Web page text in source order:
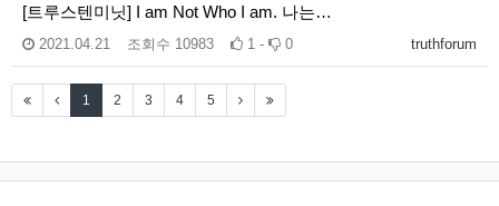
[트루스텐미닛] I am Not Who I am. 나는…
truthforum
2021.04.21 조회수 10983 1 - 0
1 2 3 4 5